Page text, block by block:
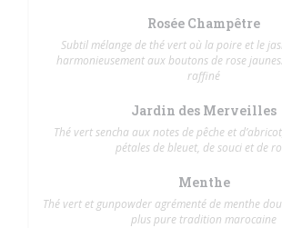
Rosée Champêtre
Subtil mélange de thé vert où la poire et le
harmonieusement aux boutons de rose
raffiné
Jardin des Merveilles
Thé vert sencha aux notes de pêche et
pétales de bleuet, de souci et de
Menthe
Thé vert et gunpowder agrémenté de menthe
plus pure tradition marocaine